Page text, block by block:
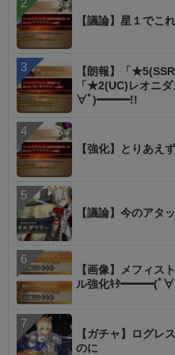
【議論】星１でこ
【朗報】「
「★2(UC)レオニ
∀ﾟ)━━━!!
【強化】とりあえ
【議論】今のアタ
【画像】メフィス
ル強化ｷﾀ━━━(
【ガチャ】ログレ
のに